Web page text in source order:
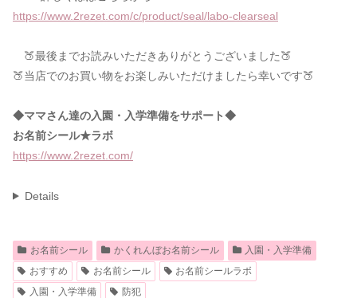
https://www.2rezet.com/c/product/seal/labo-clearseal
🍑最後までお読みいただきありがとうございました🍑
🍑当店でのお買い物をお楽しみいただけましたら幸いです🍑
◆ママさん達の入園・入学準備をサポート◆
お名前シール★ラボ
https://www.2rezet.com/
Details
お名前シール かくれんぼお名前シール
入園・入学準備
おすすめ
お名前シール
お名前シールラボ
入園・入学準備
防犯